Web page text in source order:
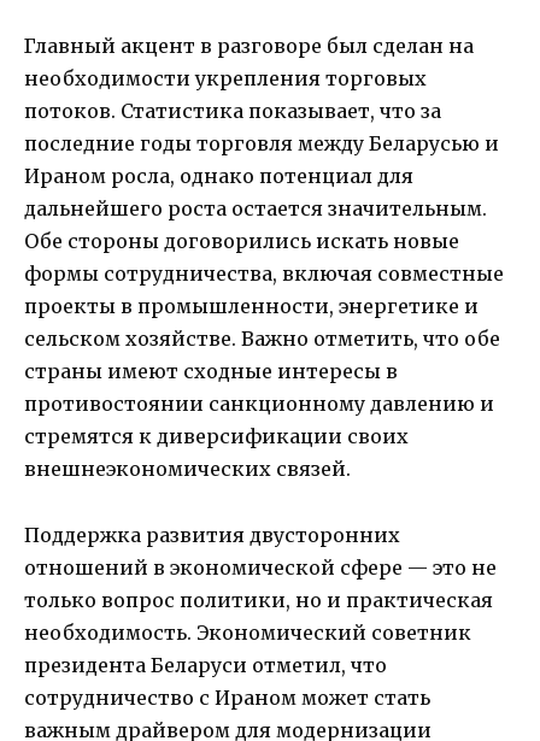
Главный акцент в разговоре был сделан на
необходимости укрепления торговых
потоков. Статистика показывает, что за
последние годы торговля между Беларусью и
Ираном росла, однако потенциал для
дальнейшего роста остается значительным.
Обе стороны договорились искать новые
формы сотрудничества, включая совместные
проекты в промышленности, энергетике и
сельском хозяйстве. Важно отметить, что обе
страны имеют сходные интересы в
противостоянии санкционному давлению и
стремятся к диверсификации своих
внешнеэкономических связей.
Поддержка развития двусторонних
отношений в экономической сфере — это не
только вопрос политики, но и практическая
необходимость. Экономический советник
президента Беларуси отметил, что
сотрудничество с Ираном может стать
важным драйвером для модернизации